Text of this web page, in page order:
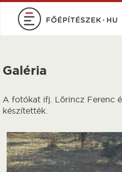
Ugrás
tartalomra
Galéria
A fotókat ifj. Lőrincz Ferenc
készítették.